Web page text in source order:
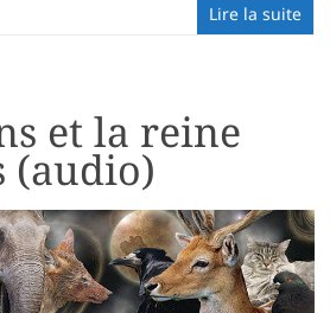
Lire la suite
et la reine
(audio)